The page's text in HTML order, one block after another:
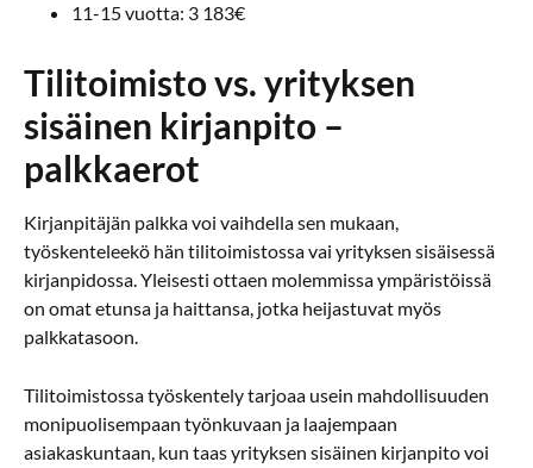
11-15 vuotta: 3 183€
Tilitoimisto vs. yrityksen
sisäinen kirjanpito –
palkkaerot
Kirjanpitäjän palkka voi vaihdella sen mukaan,
työskenteleekö hän tilitoimistossa vai yrityksen sisäisessä
kirjanpidossa. Yleisesti ottaen molemmissa ympäristöissä
on omat etunsa ja haittansa, jotka heijastuvat myös
palkkatasoon.
Tilitoimistossa työskentely tarjoaa usein mahdollisuuden
monipuolisempaan työnkuvaan ja laajempaan
asiakaskuntaan, kun taas yrityksen sisäinen kirjanpito voi